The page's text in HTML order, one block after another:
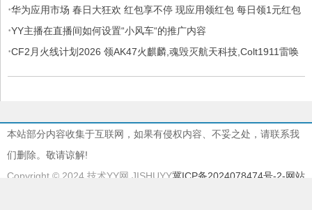
·华为应用市场 春日大狂欢 红包享不停 现应用领红包 每日领1元红包
提现秒到账
·YY主播在直播间如何设置“小风车“的推广内容
·CF2月火线计划2026 领AK47火麒麟,魂毁灭航天科技,Colt1911雷唤
本站部分内容收集于互联网，如果有侵权内容、不妥之处，请联系我
们删除。敬请谅解!
Copyright © 2024 技术YY网 JISHUYY冀ICP备2024078474号-2-网站